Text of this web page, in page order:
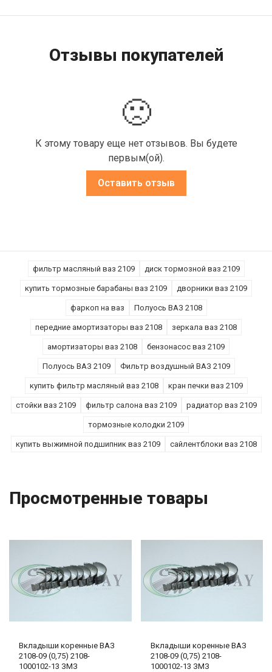
Отзывы покупателей
🙁
К этому товару еще нет отзывов. Вы будете
первым(ой).
Оставить отзыв
фильтр масляный ваз 2109 диск тормозной ваз 2109
купить тормозные барабаны ваз 2109 дворники ваз 2109
фаркоп на ваз Полуось ВАЗ 2108
передние амортизаторы ваз 2108 зеркала ваз 2108
амортизаторы ваз 2108 бензонасос ваз 2109
Полуось ВАЗ 2109 Фильтр воздушный ВАЗ 2109
купить фильтр масляный ваз 2108 кран печки ваз 2109
стойки ваз 2109 фильтр салона ваз 2109 радиатор ваз 2109
тормозные колодки 2109
купить выжимной подшипник ваз 2109 сайлентблоки ваз 2108
Просмотренные товары
Вкладыши коренные ВАЗ
2108-09 (0,75) 2108-
1000102-13 ЗМЗ
Вкладыши коренные ВАЗ
2108-09 (0,75) 2108-
1000102-13 ЗМЗ